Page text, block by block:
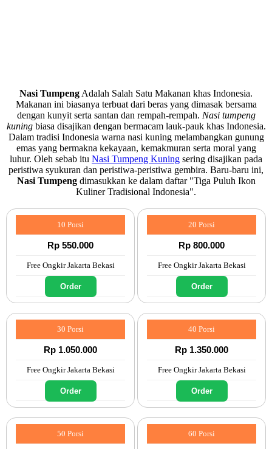
Nasi Tumpeng Adalah Salah Satu Makanan khas Indonesia.
Makanan ini biasanya terbuat dari beras yang dimasak bersama
dengan kunyit serta santan dan rempah-rempah. Nasi tumpeng
kuningbiasa disajikan dengan bermacam lauk-pauk khas Indonesia.
Dalam tradisi Indonesia warna nasi kuning melambangkan gunung
emas yang bermakna kekayaan, kemakmuran serta moral yang
luhur. Oleh sebab itu Nasi Tumpeng Kuning sering disajikan pada
peristiwa syukuran dan peristiwa-peristiwa gembira. Baru-baru ini,
Nasi Tumpengdimasukkan ke dalam daftar "Tiga Puluh Ikon
Kuliner Tradisional Indonesia".
10 Porsi
Rp 550.000
Free Ongkir Jakarta Bekasi
Order
20 Porsi
Rp 800.000
Free Ongkir Jakarta Bekasi
Order
30 Porsi
Rp 1.050.000
Free Ongkir Jakarta Bekasi
Order
40 Porsi
Rp 1.350.000
Free Ongkir Jakarta Bekasi
Order
50 Porsi 60 Porsi